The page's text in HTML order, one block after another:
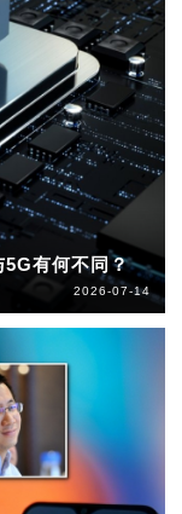
有何不同？
2026-07-14